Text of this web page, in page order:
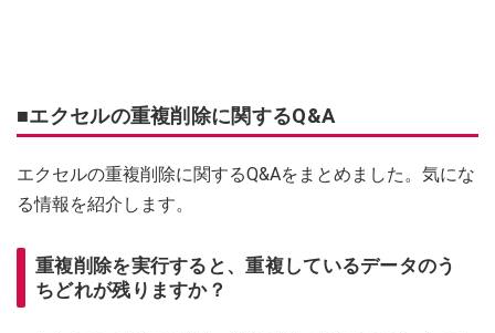
■エクセルの重複削除に関するQ&A
エクセルの重複削除に関するQ&Aをまとめました。気にな
る情報を紹介します。
重複削除を実行すると、重複しているデータのう
ちどれが残りますか？